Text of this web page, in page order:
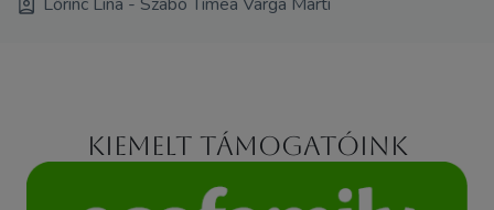
Kiemelt támogatóink